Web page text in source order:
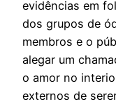
evidências em
dos grupos de
membros e o
alegar um
o amor no
externos de